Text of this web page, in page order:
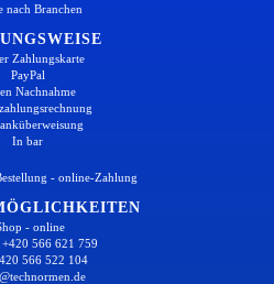
nach Branchen
Zahlungskarte
PayPal
Nachnahme
In bar
- online-Zahlung
- online
566 621 759
566 522 104